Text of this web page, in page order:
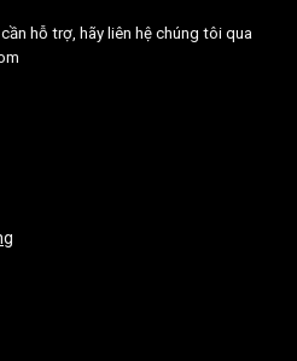
hỗ trợ, hãy liên hệ chúng tôi qua